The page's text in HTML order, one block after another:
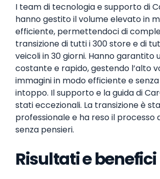
I team di tecnologia e supporto di
hanno gestito il volume elevato in
efficiente, permettendoci di
transizione di tutti i 300 store e di
veicoli in 30 giorni. Hanno garantito
costante e rapido, gestendo l’alto
immagini in modo efficiente e
intoppo. Il supporto e la guida di
stati eccezionali. La transizione è
professionale e ha reso il processo
senza pensieri.
Risultati e benefici